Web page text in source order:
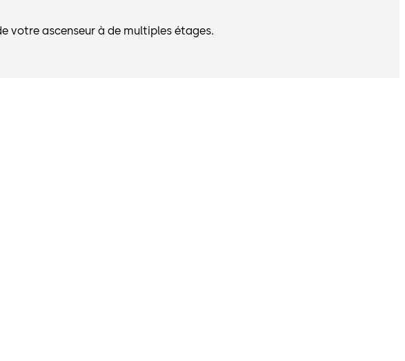
distance lors de l’utilisation du système MFC.
votre ascenseur à de multiples étages.